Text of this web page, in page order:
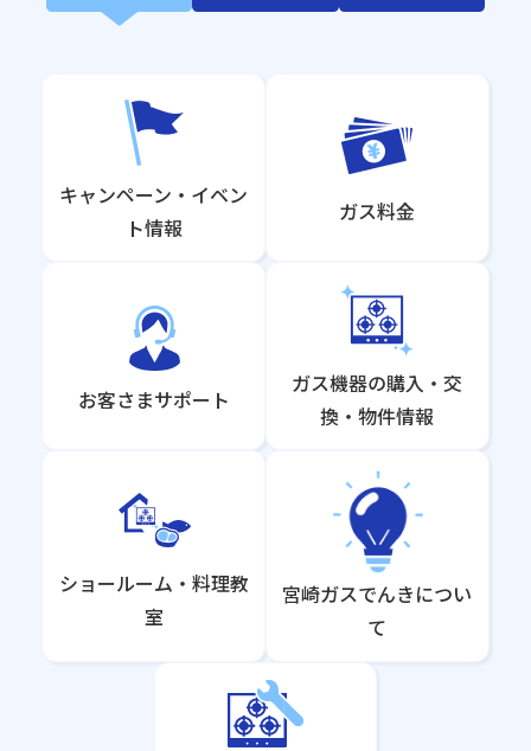
キャンペーン・イベン
ト情報
ガス料金
お客さまサポート
ガス機器の購入・交
換・物件情報
ショールーム・料理教
室
宮崎ガスでんきについ
て